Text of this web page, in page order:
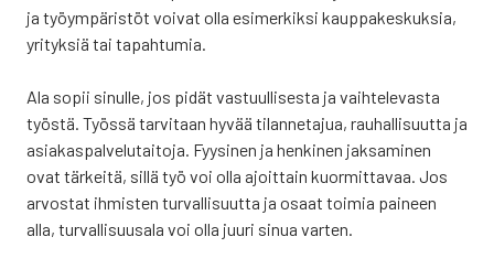
ja työym­pä­ris­töt voi­vat olla esi­mer­kik­si kaup­pa­kes­kuk­sia,
yri­tyk­siä tai tapah­tu­mia.
Ala sopii sinul­le, jos pidät vas­tuul­li­ses­ta ja vaih­te­le­vas­ta
työs­tä. Työs­sä tar­vi­taan hyvää tilan­ne­ta­jua, rau­hal­li­suut­ta ja
asia­kas­pal­ve­lu­tai­to­ja. Fyy­si­nen ja hen­ki­nen jak­sa­mi­nen
ovat tär­kei­tä, sil­lä työ voi olla ajoit­tain kuor­mit­ta­vaa. Jos
arvos­tat ihmis­ten tur­val­li­suut­ta ja osaat toi­mia pai­neen
alla, tur­val­li­suusa­la voi olla juu­ri sinua var­ten.